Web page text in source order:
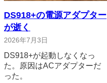
DS918+の電源アダプター
が逝く
2026年7月3日
DS918+が起動しなくなっ
た。原因はACアダプターだ
った。